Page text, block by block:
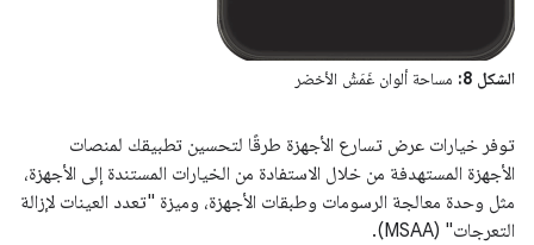
الشكل 8: مساحة ألوان غَمَشُ الأخضر
توفر خيارات عرض تسارع الأجهزة طرقًا لتحسين تطبيقك لمنصات
الأجهزة المستهدفة من خلال الاستفادة من الخيارات المستندة إلى الأجهزة،
مثل وحدة معالجة الرسومات وطبقات الأجهزة، وميزة "تعدد العينات لإزالة
التعرجات" (MSAA).